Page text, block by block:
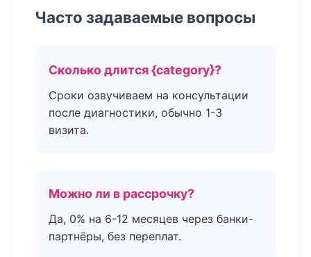
Часто задаваемые вопросы
Сколько длится {category}?
Сроки озвучиваем на консультации
после диагностики, обычно 1-3
визита.
Можно ли в рассрочку?
Да, 0% на 6-12 месяцев через банки-
партнёры, без переплат.